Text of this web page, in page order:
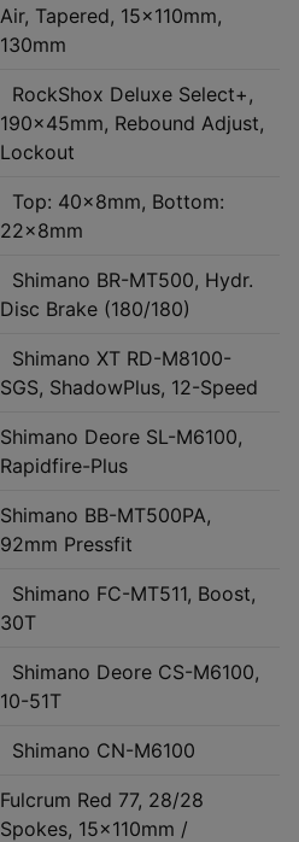
Air, Tapered, 15x110mm,
130mm
RockShox Deluxe Select+,
190x45mm, Rebound Adjust,
Lockout
Top: 40x8mm, Bottom:
22x8mm
Shimano BR-MT500, Hydr.
Disc Brake (180/180)
Shimano XT RD-M8100-
SGS, ShadowPlus, 12-Speed
Shimano Deore SL-M6100,
Rapidfire-Plus
Shimano BB-MT500PA,
92mm Pressfit
Shimano FC-MT511, Boost,
30T
Shimano Deore CS-M6100,
10-51T
Shimano CN-M6100
Fulcrum Red 77, 28/28
Spokes, 15x110mm /